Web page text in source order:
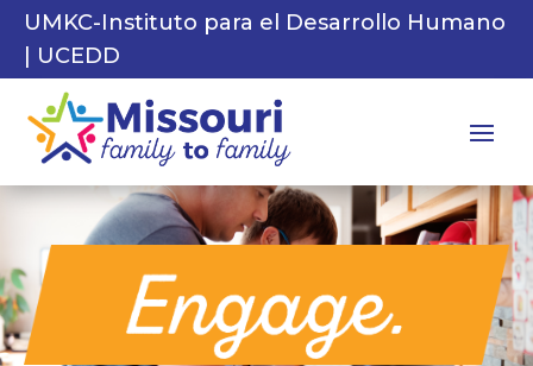
UMKC-Instituto para el Desarrollo Humano
| UCEDD